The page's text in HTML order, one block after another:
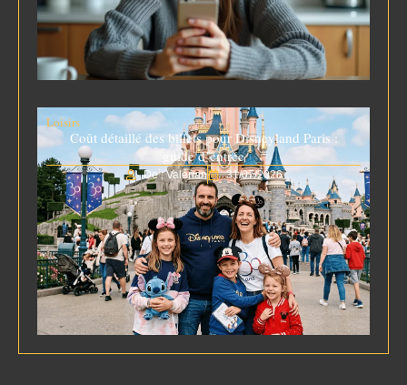
Loisirs
Coût détaillé des billets pour Disneyland Paris :
guide d’entrée
De : Valérian 31/07/2026